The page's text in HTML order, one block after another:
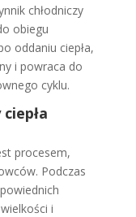
chłodniczy
obiegu
oddaniu ciepła,
i powraca do
cyklu.
procesem,
Podczas
i